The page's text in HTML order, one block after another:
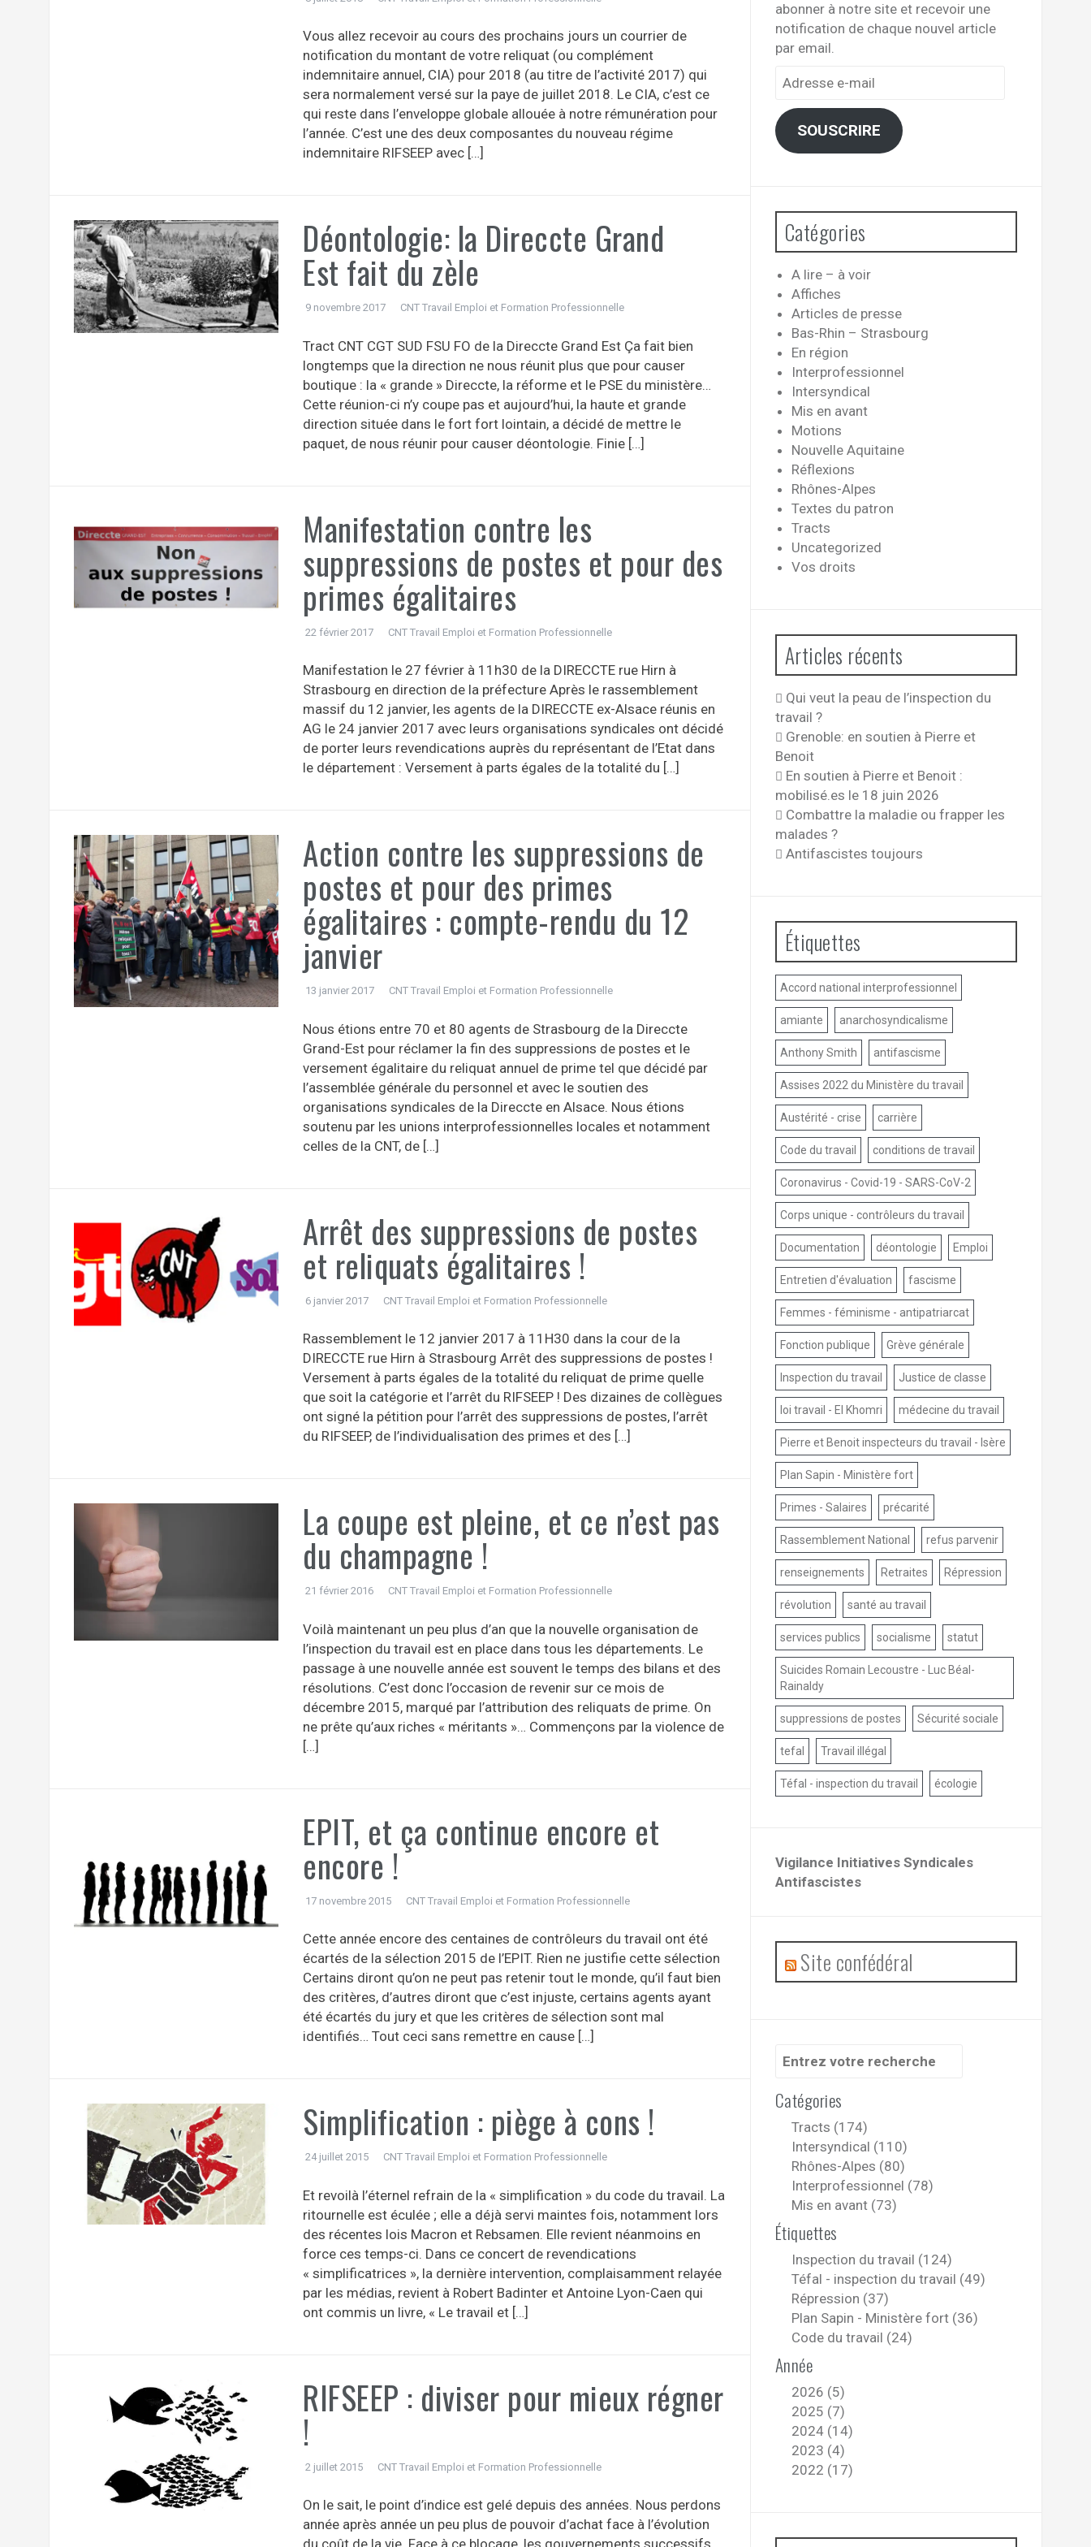
Vous allez recevoir au cours des prochains jours un courrier de
notification du montant de votre reliquat (ou complément
indemnitaire annuel, CIA) pour 2018 (au titre de l’activité 2017) qui
sera normalement versé sur la paye de juillet 2018. Le CIA, c’est ce
qui reste dans l’enveloppe globale allouée à notre rémunération pour
l’année. C’est une des deux composantes du nouveau régime
indemnitaire RIFSEEP avec […]
Déontologie: la Direccte Grand
Est fait du zèle
9 novembre 2017 CNT Travail Emploi et Formation Professionnelle
Tract CNT CGT SUD FSU FO de la Direccte Grand Est Ça fait bien
longtemps que la direction ne nous réunit plus que pour causer
boutique : la « grande » Direccte, la réforme et le PSE du ministère…
Cette réunion-ci n’y coupe pas et aujourd’hui, la haute et grande
direction située dans le fort fort lointain, a décidé de mettre le
paquet, de nous réunir pour causer déontologie. Finie […]
Manifestation contre les
suppressions de postes et pour des
primes égalitaires
22 février 2017 CNT Travail Emploi et Formation Professionnelle
Manifestation le 27 février à 11h30 de la DIRECCTE rue Hirn à
Strasbourg en direction de la préfecture Après le rassemblement
massif du 12 janvier, les agents de la DIRECCTE ex-Alsace réunis en
AG le 24 janvier 2017 avec leurs organisations syndicales ont décidé
de porter leurs revendications auprès du représentant de l’Etat dans
le département : Versement à parts égales de la totalité du […]
Action contre les suppressions de
postes et pour des primes
égalitaires : compte-rendu du 12
janvier
13 janvier 2017 CNT Travail Emploi et Formation Professionnelle
Nous étions entre 70 et 80 agents de Strasbourg de la Direccte
Grand-Est pour réclamer la fin des suppressions de postes et le
versement égalitaire du reliquat annuel de prime tel que décidé par
l’assemblée générale du personnel et avec le soutien des
organisations syndicales de la Direccte en Alsace. Nous étions
soutenu par les unions interprofessionnelles locales et notamment
celles de la CNT, de […]
Arrêt des suppressions de postes
et reliquats égalitaires !
6 janvier 2017 CNT Travail Emploi et Formation Professionnelle
Rassemblement le 12 janvier 2017 à 11H30 dans la cour de la
DIRECCTE rue Hirn à Strasbourg Arrêt des suppressions de postes !
Versement à parts égales de la totalité du reliquat de prime quelle
que soit la catégorie et l’arrêt du RIFSEEP ! Des dizaines de collègues
ont signé la pétition pour l’arrêt des suppressions de postes, l’arrêt
du RIFSEEP, de l’individualisation des primes et des […]
La coupe est pleine, et ce n’est pas
du champagne !
21 février 2016 CNT Travail Emploi et Formation Professionnelle
Voilà maintenant un peu plus d’an que la nouvelle organisation de
l’inspection du travail est en place dans tous les départements. Le
passage à une nouvelle année est souvent le temps des bilans et des
résolutions. C’est donc l’occasion de revenir sur ce mois de
décembre 2015, marqué par l’attribution des reliquats de prime. On
ne prête qu’aux riches « méritants »… Commençons par la violence de
[…]
EPIT, et ça continue encore et
encore !
17 novembre 2015 CNT Travail Emploi et Formation Professionnelle
Cette année encore des centaines de contrôleurs du travail ont été
écartés de la sélection 2015 de l’EPIT. Rien ne justifie cette sélection
Certains diront qu’on ne peut pas retenir tout le monde, qu’il faut bien
des critères, d’autres diront que c’est injuste, certains agents ayant
été écartés du jury et que les critères de sélection sont mal
identifiés… Tout ceci sans remettre en cause […]
Simplification : piège à cons !
24 juillet 2015 CNT Travail Emploi et Formation Professionnelle
Et revoilà l’éternel refrain de la « simplification » du code du travail. La
ritournelle est éculée ; elle a déjà servi maintes fois, notamment lors
des récentes lois Macron et Rebsamen. Elle revient néanmoins en
force ces temps-ci. Dans ce concert de revendications
« simplificatrices », la dernière intervention, complaisamment relayée
par les médias, revient à Robert Badinter et Antoine Lyon-Caen qui
ont commis un livre, « Le travail et […]
RIFSEEP : diviser pour mieux régner
!
2 juillet 2015 CNT Travail Emploi et Formation Professionnelle
On le sait, le point d’indice est gelé depuis des années. Nous perdons
année après année un peu plus de pouvoir d’achat face à l’évolution
abonner à notre site et recevoir une
notification de chaque nouvel article
par email.
Adresse
mail
SOUSCRIRE
Catégories
A lire – à voir
Affiches
Articles de presse
Bas-Rhin – Strasbourg
En région
Interprofessionnel
Intersyndical
Mis en avant
Motions
Nouvelle Aquitaine
Réflexions
Rhônes-Alpes
Textes du patron
Tracts
Uncategorized
Vos droits
Articles récents
Qui veut la peau de l’inspection du
travail ?
Grenoble: en soutien à Pierre et
Benoit
En soutien à Pierre et Benoit :
mobilisé.es le 18 juin 2026
Combattre la maladie ou frapper les
malades ?
Antifascistes toujours
Étiquettes
Accord national interprofessionnel
amiante anarchosyndicalisme
Anthony Smith antifascisme
Assises 2022 du Ministère du travail
Austérité - crise carrière
Code du travail conditions de travail
Coronavirus - Covid-19 - SARS-CoV-2
Corps unique - contrôleurs du travail
Documentation déontologie Emploi
Entretien d'évaluation fascisme
Femmes - féminisme - antipatriarcat
Fonction publique Grève générale
Inspection du travail Justice de classe
loi travail - El Khomri médecine du travail
Pierre et Benoit inspecteurs du travail - Isère
Plan Sapin - Ministère fort
Primes - Salaires précarité
Rassemblement National refus parvenir
renseignements Retraites Répression
révolution santé au travail
services publics socialisme statut
Suicides Romain Lecoustre - Luc Béal-
Rainaldy
suppressions de postes Sécurité sociale
tefal Travail illégal
Téfal - inspection du travail écologie
Vigilance Initiatives Syndicales
Antifascistes
Site confédéral
Recherche
:Catégories
Tracts (174)
Intersyndical (110)
Rhônes-Alpes (80)
Interprofessionnel (78)
Mis en avant (73)
Étiquettes
Inspection du travail (124)
Téfal - inspection du travail (49)
Répression (37)
Plan Sapin - Ministère fort (36)
Code du travail (24)
Année
2026 (5)
2025 (7)
2024 (14)
2023 (4)
2022 (17)